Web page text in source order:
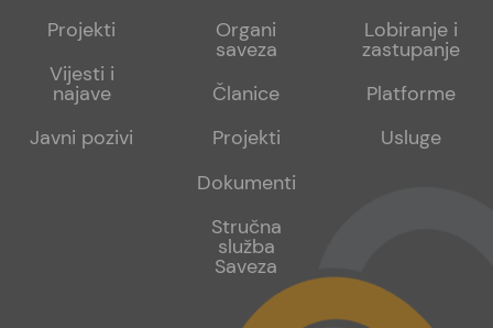
menu
Projekti
Vijesti i
najave
Javni pozivi
subOrgani
saveza
Članice
Projekti
Dokumenti
Stručna
služba
Saveza
sub
Lobiranje i
zastupanje
Platforme
Usluge